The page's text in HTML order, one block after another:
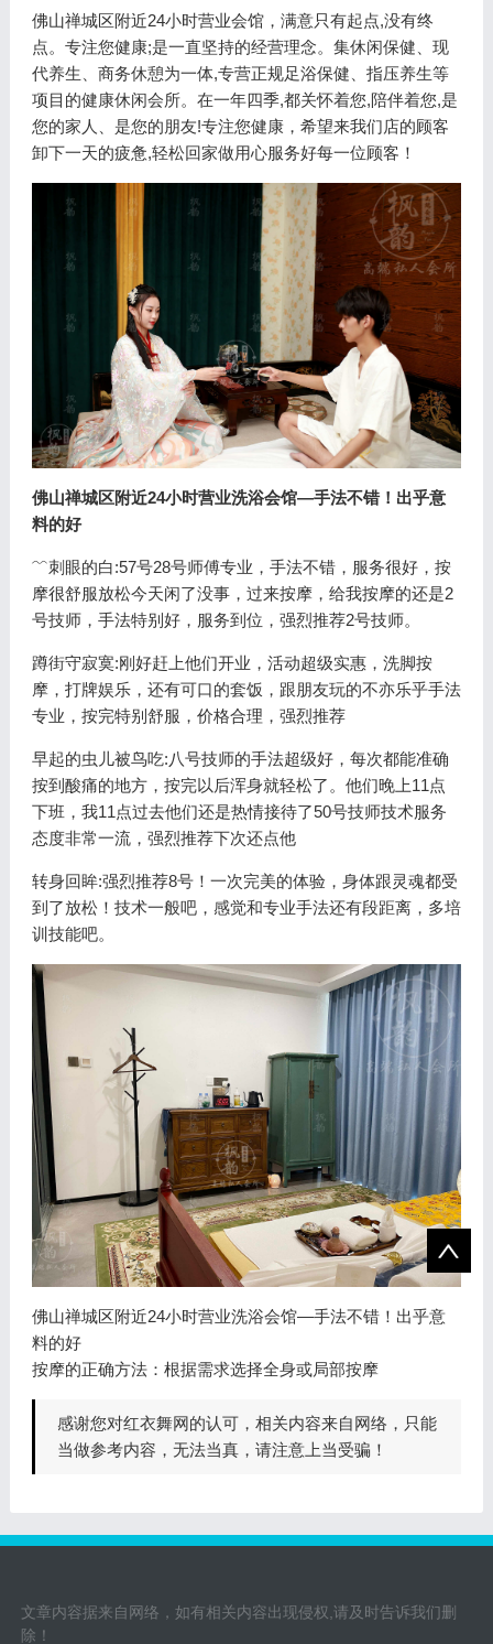
佛山禅城区附近24小时营业会馆，满意只有起点,没有终
点。专注您健康;是一直坚持的经营理念。集休闲保健、现
代养生、商务休憩为一体,专营正规足浴保健、指压养生等
项目的健康休闲会所。在一年四季,都关怀着您,陪伴着您,是
您的家人、是您的朋友!专注您健康，希望来我们店的顾客
卸下一天的疲惫,轻松回家做用心服务好每一位顾客！
佛山禅城区附近24小时营业洗浴会馆—手法不错！出乎意
料的好
﹌刺眼的白:57号28号师傅专业，手法不错，服务很好，按
摩很舒服放松今天闲了没事，过来按摩，给我按摩的还是2
号技师，手法特别好，服务到位，强烈推荐2号技师。
蹲街守寂寞:刚好赶上他们开业，活动超级实惠，洗脚按
摩，打牌娱乐，还有可口的套饭，跟朋友玩的不亦乐乎手法
专业，按完特别舒服，价格合理，强烈推荐
早起的虫儿被鸟吃:八号技师的手法超级好，每次都能准确
按到酸痛的地方，按完以后浑身就轻松了。他们晚上11点
下班，我11点过去他们还是热情接待了50号技师技术服务
态度非常一流，强烈推荐下次还点他
转身回眸:强烈推荐8号！一次完美的体验，身体跟灵魂都受
到了放松！技术一般吧，感觉和专业手法还有段距离，多培
训技能吧。
佛山禅城区附近24小时营业洗浴会馆—手法不错！出乎意
料的好
按摩的正确方法：根据需求选择全身或局部按摩
感谢您对红衣舞网的认可，相关内容来自网络，只能
当做参考内容，无法当真，请注意上当受骗！
文章内容据来自网络，如有相关内容出现侵权,请及时告诉我们删
除！